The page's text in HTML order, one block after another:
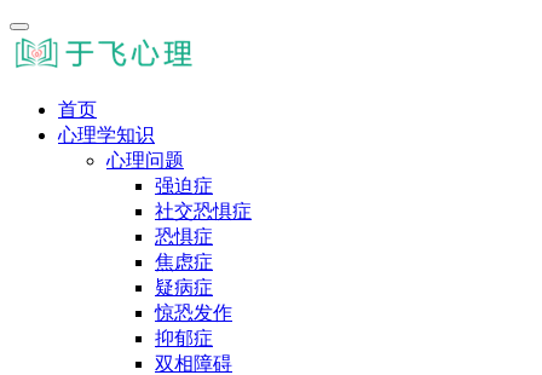
首页
心理学知识
心理问题
强迫症
社交恐惧症
恐惧症
焦虑症
疑病症
惊恐发作
抑郁症
双相障碍